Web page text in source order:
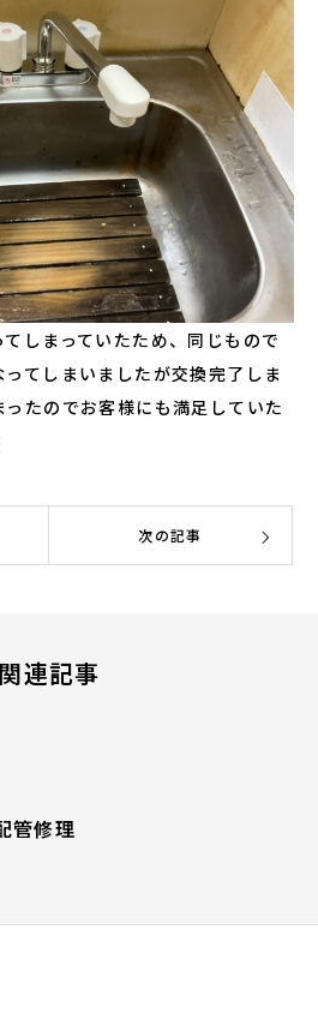
しまっていたため、同じもので
てしまいましたが交換完了しま
たのでお客様にも満足していた
次の記事
関連記事
管修理